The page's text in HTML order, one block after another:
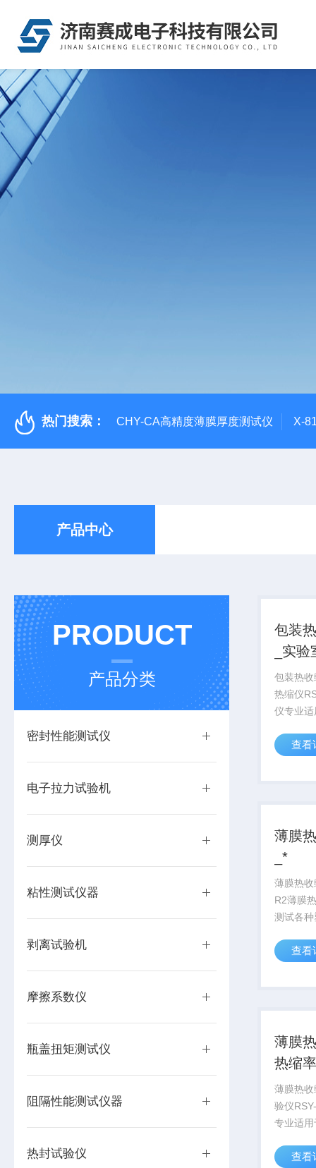
热门搜索： CHY-CA高精度薄膜厚度测试仪 X-
产品中心
PRODUCT
产品分类
密封性能测试仪
电子拉力试验机
测厚仪
粘性测试仪器
剥离试验机
摩擦系数仪
瓶盖扭矩测试仪
阻隔性能测试仪器
热封试验仪
包装
_实
包装热
热缩仪
仪专业
片、背
及尺寸
查看
薄膜
_*
薄膜热
R2薄膜
测试各
在多种
仪器。
查看
薄膜
热缩
薄膜热
验仪
专业适
片、背
查看